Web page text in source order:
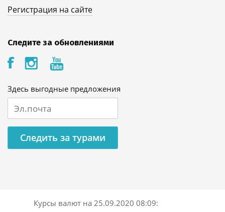
Регистрация на сайте
Следите за обновлениями
Здесь выгодные предложения
Следить за турами
Курсы валют на 25.09.2020 08:09: